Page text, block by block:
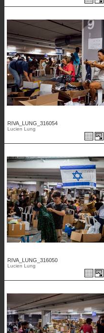
RIVA_LUNG_316054
Lucien Lung
RIVA_LUNG_316050
Lucien Lung